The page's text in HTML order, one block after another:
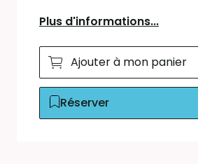
Plus d'informations...
Ajouter à mon panier
Réserver